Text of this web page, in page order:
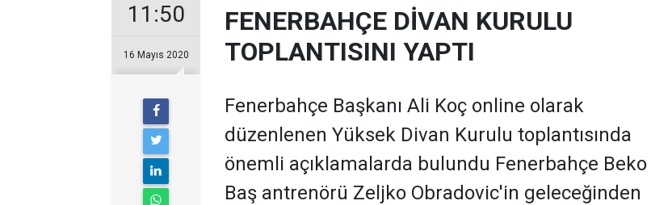
11:50
16 Mayıs 2020
FENERBAHÇE DİVAN KURULU
TOPLANTISINI YAPTI
Fenerbahçe Başkanı Ali Koç online olarak
düzenlenen Yüksek Divan Kurulu toplantısında
önemli açıklamalarda bulundu Fenerbahçe Beko
Baş antrenörü Zeljko Obradovic'in geleceğinden